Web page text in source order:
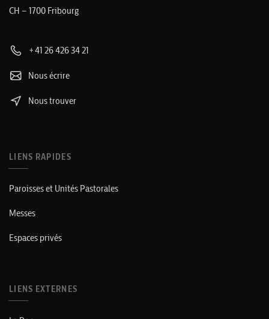
CH – 1700 Fribourg
+41 26 426 34 21
Nous écrire
Nous trouver
LIENS RAPIDES
Paroisses et Unités Pastorales
Messes
Espaces privés
LIENS EXTERNES